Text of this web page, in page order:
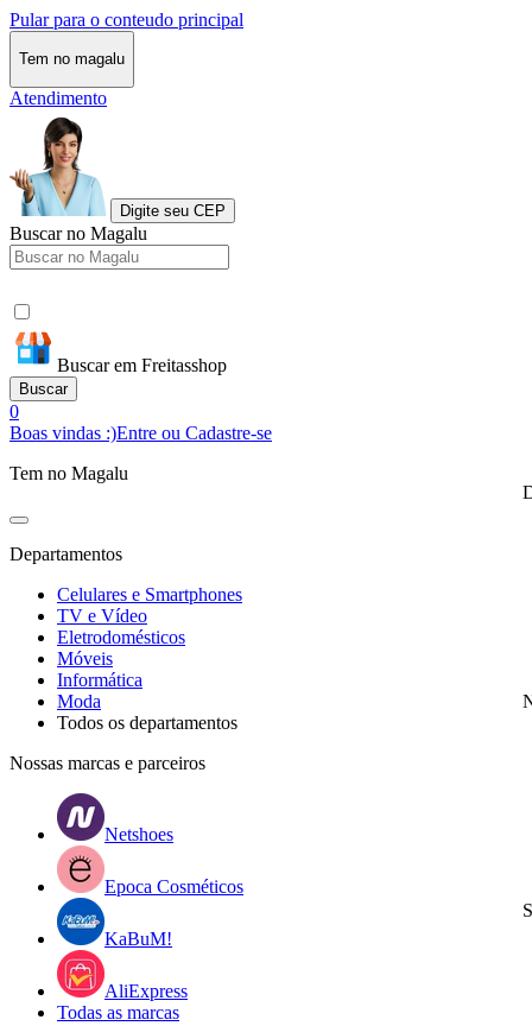
Pular para o conteudo principal
Tem no magalu
Atendimento
Digite seu CEP
Buscar no Magalu
Buscar em Freitasshop
Buscar
0
Boas vindas :)Entre ou Cadastre-se
Tem no Magalu
Departamentos
Celulares e Smartphones
TV e Vídeo
Eletrodomésticos
Móveis
Informática
Moda
Todos os departamentos
Nossas marcas e parceiros
Netshoes
Epoca Cosméticos
KaBuM!
AliExpress
Todas as marcas